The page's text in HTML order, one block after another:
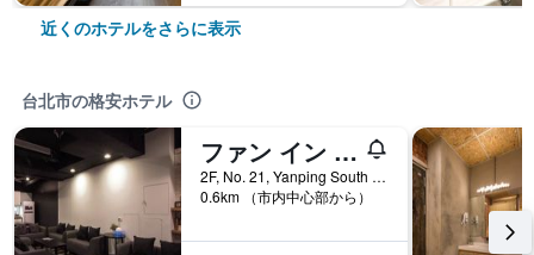
近くのホテルをさらに表示
台北市の格安ホテル
ファン イン 台北 ホステル
2F, No. 21, Yanping South Road, 台北市, 台湾
0.6km （市内中心部から）